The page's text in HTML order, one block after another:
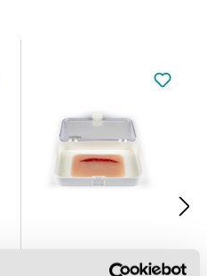
Wundmoulage Schnittwunde